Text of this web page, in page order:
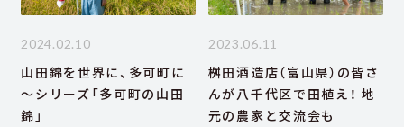
2024.02.10
山田錦を世界に、多可町に
～シリーズ「多可町の山田
錦」
2023.06.11
桝田酒造店（富山県）の皆さ
んが八千代区で田植え！ 地
元の農家と交流会も